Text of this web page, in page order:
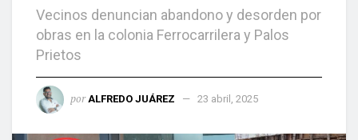
Vecinos denuncian abandono y desorden por
obras en la colonia Ferrocarrilera y Palos
Prietos
por ALFREDO JUÁREZ 23 abril, 2025